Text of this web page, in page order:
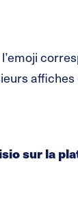
sur la